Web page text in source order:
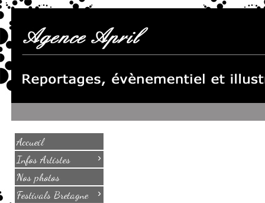
Accueil
Infos Artistes
›
Nos photos
Festivals Bretagne
›